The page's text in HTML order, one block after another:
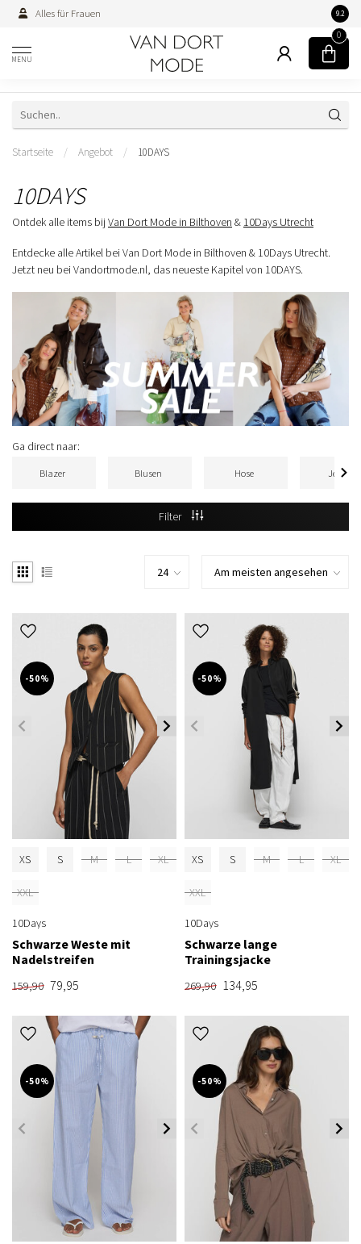
Alles für Frauen 9.2
MENU
0
Startseite / Angebot / 10DAYS
10DAYS
Ontdek alle items bij Van Dort Mode in Bilthoven & 10Days Utrecht
Entdecke alle Artikel bei Van Dort Mode in Bilthoven & 10Days Utrecht.
Jetzt neu bei Vandortmode.nl, das neueste Kapitel von 10DAYS.
Ga direct naar:
Blazer Blusen Hose Jeans
Filter
-50%
XS S M L XL
XXL
10Days
Schwarze Weste mit
Nadelstreifen
159,90 79,95
-50%
XS S M L XL
XXL
10Days
Schwarze lange
Trainingsjacke
269,90 134,95
-50% -50%